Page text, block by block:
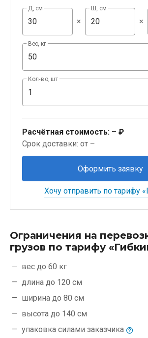
Д, см
×
Ш, см
×
Вес, кг
Кол-во, шт
Расчётная стоимость: – ₽
Срок доставки: от –
Оформить заявку
Хочу отправить по тарифу
Ограничения на
грузов по тарифу
вес до 60 кг
длина до 120 см
ширина до 80 см
высота до 140 см
упаковка силами заказчика